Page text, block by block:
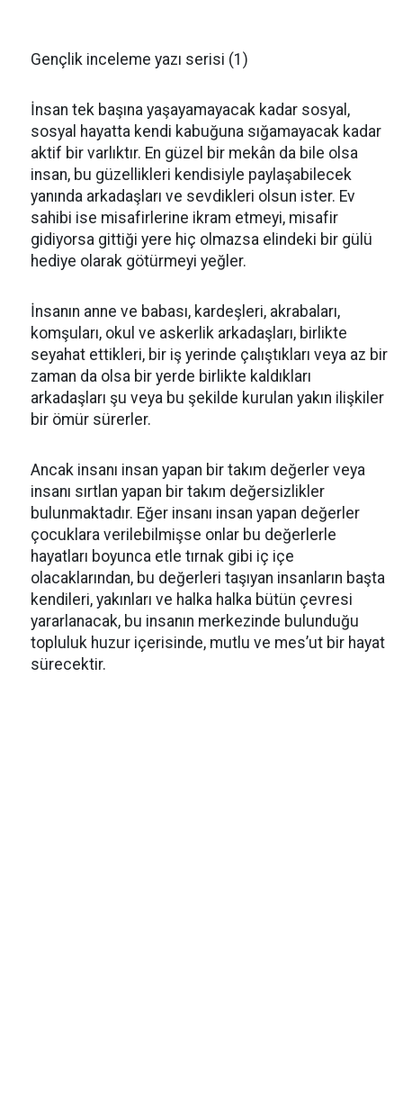
Gençlik inceleme yazı serisi (1)
İnsan tek başına yaşayamayacak kadar sosyal,
sosyal hayatta kendi kabuğuna sığamayacak kadar
aktif bir varlıktır. En güzel bir mekân da bile olsa
insan, bu güzellikleri kendisiyle paylaşabilecek
yanında arkadaşları ve sevdikleri olsun ister. Ev
sahibi ise misafirlerine ikram etmeyi, misafir
gidiyorsa gittiği yere hiç olmazsa elindeki bir gülü
hediye olarak götürmeyi yeğler.
İnsanın anne ve babası, kardeşleri, akrabaları,
komşuları, okul ve askerlik arkadaşları, birlikte
seyahat ettikleri, bir iş yerinde çalıştıkları veya az bir
zaman da olsa bir yerde birlikte kaldıkları
arkadaşları şu veya bu şekilde kurulan yakın ilişkiler
bir ömür sürerler.
Ancak insanı insan yapan bir takım değerler veya
insanı sırtlan yapan bir takım değersizlikler
bulunmaktadır. Eğer insanı insan yapan değerler
çocuklara verilebilmişse onlar bu değerlerle
hayatları boyunca etle tırnak gibi iç içe
olacaklarından, bu değerleri taşıyan insanların başta
kendileri, yakınları ve halka halka bütün çevresi
yararlanacak, bu insanın merkezinde bulunduğu
topluluk huzur içerisinde, mutlu ve mes’ut bir hayat
sürecektir.